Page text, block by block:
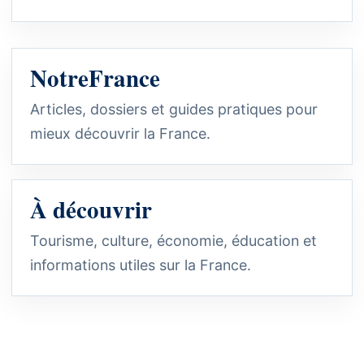
NotreFrance
Articles, dossiers et guides pratiques pour
mieux découvrir la France.
À découvrir
Tourisme, culture, économie, éducation et
informations utiles sur la France.